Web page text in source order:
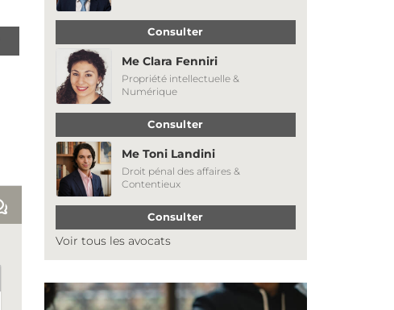
Consulter
Me Clara Fenniri
Propriété intellectuelle &
Numérique
Consulter
Me Toni Landini
Droit pénal des affaires &
Contentieux
Consulter
Voir tous les avocats